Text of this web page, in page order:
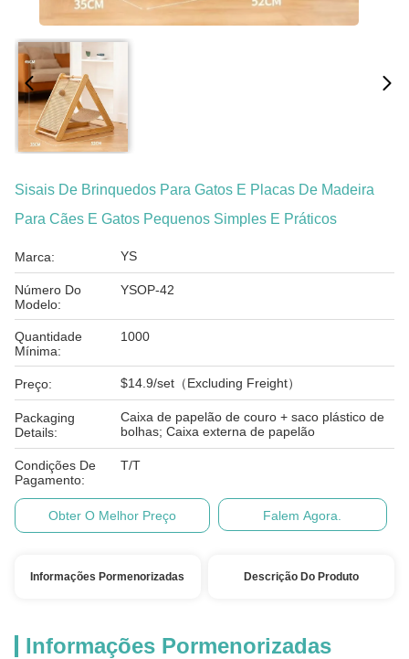
Sisais De Brinquedos Para Gatos E Placas De Madeira
Para Cães E Gatos Pequenos Simples E Práticos
Marca: YS
Número Do
Modelo:
YSOP-42
Quantidade
Mínima:
1000
Preço: $14.9/set（Excluding Freight）
Packaging
Details:
Caixa de papelão de couro + saco plástico de
bolhas; Caixa externa de papelão
Condições De
Pagamento:
T/T
Obter O Melhor Preço Falem Agora.
Informações Pormenorizadas Descrição Do Produto
Informações Pormenorizadas